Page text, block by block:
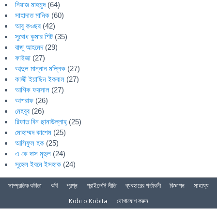
নিয়াজ মাহমুদ(64)
সাহাদাত মানিক (60)
আবু কওছর (42)
সুবোধ কুমার শিট (35)
রাজু আহমেদ(29)
ফাইজা (27)
আব্দুল মান্নান মল্লিক (27)
কাজী ইয়াছিন ইকবাল (27)
আশিক ফয়সাল (27)
আশরাফ (26)
মেহবুব (26)
রিফাত বিন ছানাউল্লাহ্ (25)
মোহাম্মদ কাশেম (25)
আসিফুল হক (25)
এ কে দাস মৃদুল (24)
সুহেল ইবনে ইসহাক (24)
সাম্প্রতিক কবিতা কবি প্রশ্ন প্রাইভেসি নীতি ব্যবহারের শর্তাবলী বিজ্ঞাপন
সাহায্য
Kobi o Kobita
যোগাযোগ করুন